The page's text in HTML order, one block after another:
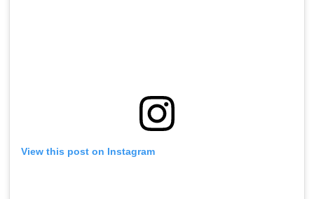
View this post on Instagram